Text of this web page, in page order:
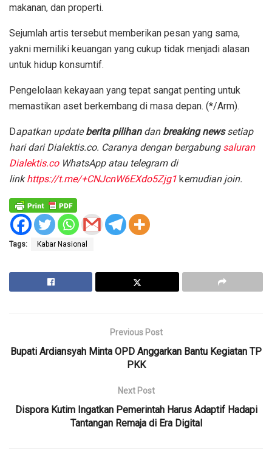
makanan, dan properti.
Sejumlah artis tersebut memberikan pesan yang sama,
yakni memiliki keuangan yang cukup tidak menjadi alasan
untuk hidup konsumtif.
Pengelolaan kekayaan yang tepat sangat penting untuk
memastikan aset berkembang di masa depan. (*/Arm).
Dapatkan updateberita pilihan dan breaking newssetiap
hari dari Dialektis.co. Caranya dengan bergabung saluran
Dialektis.co WhatsApp atau telegram di
linkhttps://t.me/+CNJcnW6EXdo5Zjg1 kemudian join.
Tags: Kabar Nasional
Previous Post
Bupati Ardiansyah Minta OPD Anggarkan Bantu Kegiatan TP
PKK
Next Post
Dispora Kutim Ingatkan Pemerintah Harus Adaptif Hadapi
Tantangan Remaja di Era Digital